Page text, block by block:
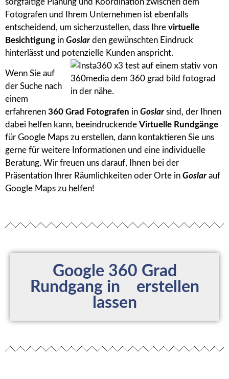
sorgfältige Planung und Koordination zwischen dem
Fotografen und Ihrem Unternehmen ist ebenfalls
entscheidend, um sicherzustellen, dass Ihre virtuelle
Besichtigung in Goslarden gewünschten Eindruck
hinterlässt und potenzielle Kunden anspricht.
Wenn Sie auf
der Suche nach
einem
erfahrenen 360 Grad Fotografen in Goslarsind, der Ihnen
dabei helfen kann, beeindruckende Virtuelle Rundgänge
für Google Maps zu erstellen, dann kontaktieren Sie uns
gerne für weitere Informationen und eine individuelle
Beratung. Wir freuen uns darauf, Ihnen bei der
Präsentation Ihrer Räumlichkeiten oder Orte in Goslarauf
Google Maps zu helfen!
Google 360 Grad
Rundgang in
erstellen
lassen